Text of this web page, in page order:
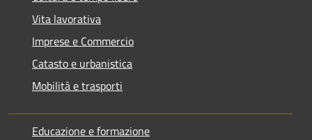
Vita lavorativa
Imprese e Commercio
Catasto e urbanistica
Mobilità e trasporti
Educazione e formazione